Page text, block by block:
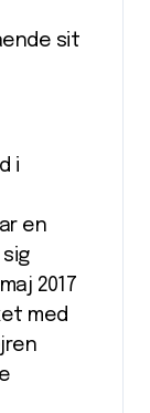
sit
i
en
2017
med